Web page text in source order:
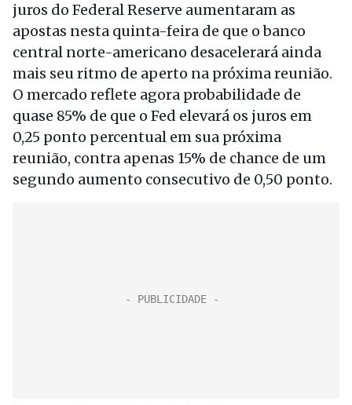
juros do Federal Reserve aumentaram as
apostas nesta quinta-feira de que o banco
central norte-americano desacelerará ainda
mais seu ritmo de aperto na próxima reunião.
O mercado reflete agora probabilidade de
quase 85% de que o Fed elevará os juros em
0,25 ponto percentual em sua próxima
reunião, contra apenas 15% de chance de um
segundo aumento consecutivo de 0,50 ponto.